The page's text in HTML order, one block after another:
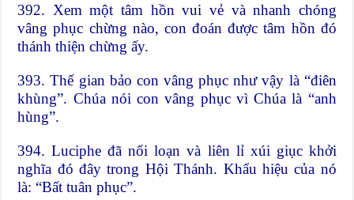
392. Xem một tâm hồn vui vẻ và nhanh chóng
vâng phục chừng nào, con đoán được tâm hồn đó
thánh thiện chừng ấy.
393. Thế gian bảo con vâng phục như vậy là “điên
khùng”. Chúa nói con vâng phục vì Chúa là “anh
hùng”.
394. Luciphe đã nổi loạn và liên lỉ xúi giục khởi
nghĩa đó đây trong Hội Thánh. Khẩu hiệu của nó
là: “Bất tuân phục”.